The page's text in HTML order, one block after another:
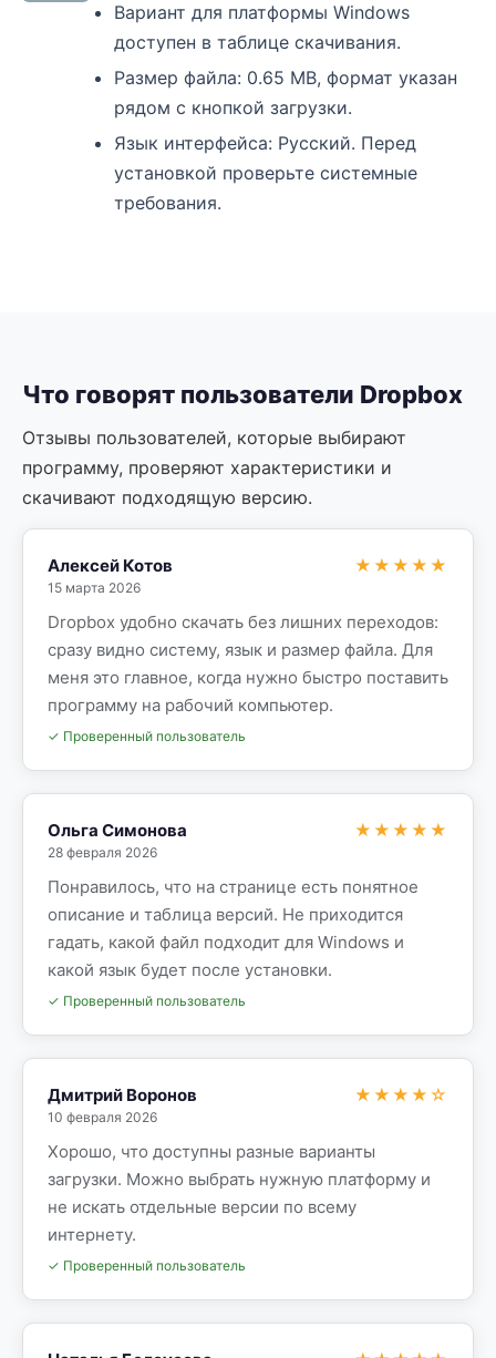
Вариант для платформы Windows
доступен в таблице скачивания.
Размер файла: 0.65 MB, формат указан
рядом с кнопкой загрузки.
Язык интерфейса: Русский. Перед
установкой проверьте системные
требования.
Что говорят пользователи Dropbox
Отзывы пользователей, которые выбирают
программу, проверяют характеристики и
скачивают подходящую версию.
Алексей Котов
15 марта 2026
★★★★★
Dropbox удобно скачать без лишних переходов:
сразу видно систему, язык и размер файла. Для
меня это главное, когда нужно быстро поставить
программу на рабочий компьютер.
✓ Проверенный пользователь
Ольга Симонова
28 февраля 2026
★★★★★
Понравилось, что на странице есть понятное
описание и таблица версий. Не приходится
гадать, какой файл подходит для Windows и
какой язык будет после установки.
✓ Проверенный пользователь
Дмитрий Воронов
10 февраля 2026
★★★★☆
Хорошо, что доступны разные варианты
загрузки. Можно выбрать нужную платформу и
не искать отдельные версии по всему
интернету.
✓ Проверенный пользователь